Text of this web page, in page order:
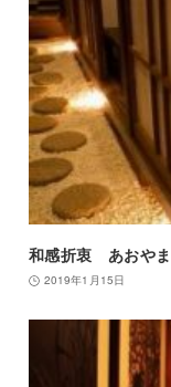
和感折衷 あおやま
2019年1月15日